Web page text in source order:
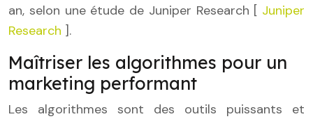
an, selon une étude de Juniper Research [ Juniper
Research ].
Maîtriser les algorithmes pour un
marketing performant
Les algorithmes sont des outils puissants et